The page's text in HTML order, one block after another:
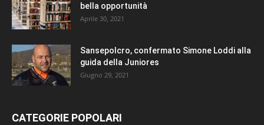
bella opportunità
Aprile 30, 2021
Sansepolcro, confermato Simone Loddi alla
guida della Juniores
Giugno 29, 2021
CATEGORIE POPOLARI